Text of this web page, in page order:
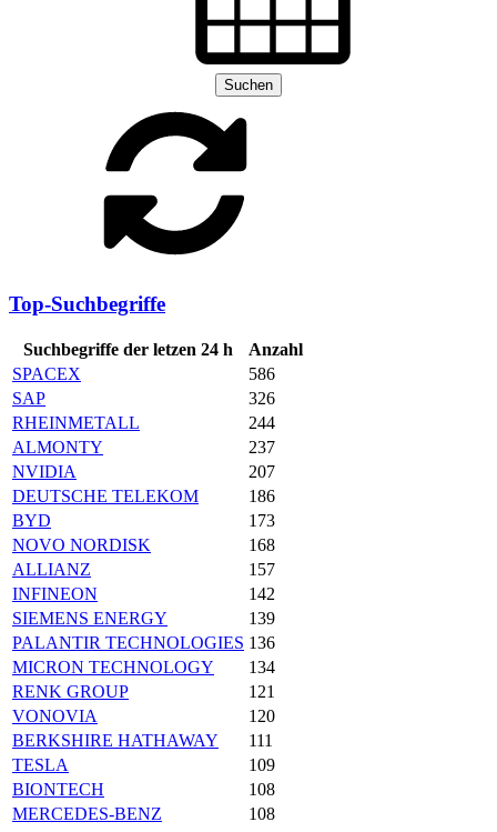
Suchen
Top-Suchbegriffe
Suchbegriffe der letzen 24 h
Anzahl
SPACEX
586
SAP
326
RHEINMETALL
244
ALMONTY
237
NVIDIA
207
DEUTSCHE TELEKOM
186
BYD
173
NOVO NORDISK
168
ALLIANZ
157
INFINEON
142
SIEMENS ENERGY
139
PALANTIR TECHNOLOGIES 136
MICRON TECHNOLOGY
134
RENK GROUP
121
VONOVIA
120
BERKSHIRE HATHAWAY
111
TESLA
109
BIONTECH
108
MERCEDES-BENZ
108